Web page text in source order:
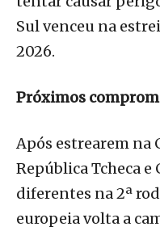
Sul venceu na
2026.
Próximos
Após estrearem na
República Tcheca e
diferentes na 2ª
europeia volta a